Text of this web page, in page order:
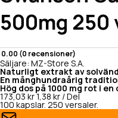
500mg 250
0.00 (0 recensioner)
Säljare: MZ-Store S.A.
Naturligt extrakt av
En månghundraårig
Hög dos på 1000 mg rot i
173,03 kr 1,38 kr / Del
100 kapslar. 250 versaler.